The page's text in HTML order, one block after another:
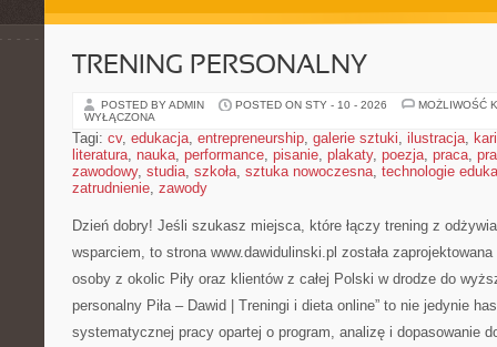
TRENING PERSONALNY
POSTED BY ADMIN POSTED ON STY - 10 - 2026
MOŻLIWOŚĆ
WYŁĄCZONA
Tagi: cv, edukacja, entrepreneurship, galerie sztuki, ilustracja,
literatura, nauka, performance, pisanie, plakaty, poezja, praca,
zawodowy, studia, szkoła, sztuka nowoczesna, technologie
zatrudnienie, zawody
Dzień dobry! Jeśli szukasz miejsca, które łączy trening z
wsparciem, to strona www.dawidulinski.pl została
osoby z okolic Piły oraz klientów z całej Polski w drodze do
personalny Piła – Dawid | Treningi i dieta online” to nie jedynie
systematycznej pracy opartej o program, analizę i dopasowanie